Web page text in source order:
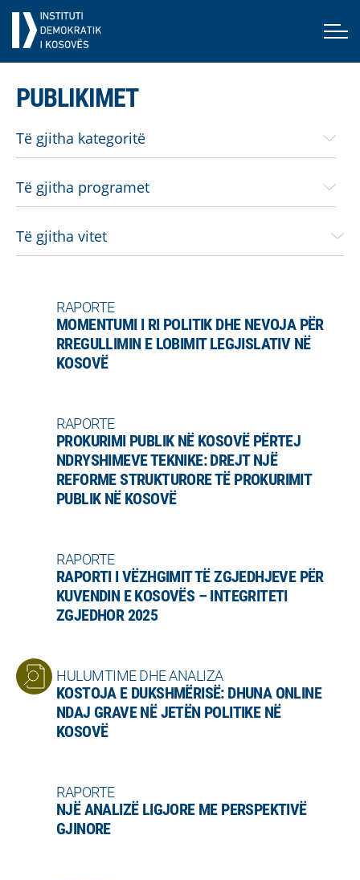
PUBLIKIMET
RAPORTE
MOMENTUMI I RI POLITIK DHE NEVOJA PËR
RREGULLIMIN E LOBIMIT LEGJISLATIV NË
KOSOVË
RAPORTE
PROKURIMI PUBLIK NË KOSOVË PËRTEJ
NDRYSHIMEVE TEKNIKE: DREJT NJË
REFORME STRUKTURORE TË PROKURIMIT
PUBLIK NË KOSOVË
RAPORTE
RAPORTI I VËZHGIMIT TË ZGJEDHJEVE PËR
KUVENDIN E KOSOVËS – INTEGRITETI
ZGJEDHOR 2025
HULUMTIME DHE ANALIZA
KOSTOJA E DUKSHMËRISË: DHUNA ONLINE
NDAJ GRAVE NË JETËN POLITIKE NË
KOSOVË
RAPORTE
NJË ANALIZË LIGJORE ME PERSPEKTIVË
GJINORE